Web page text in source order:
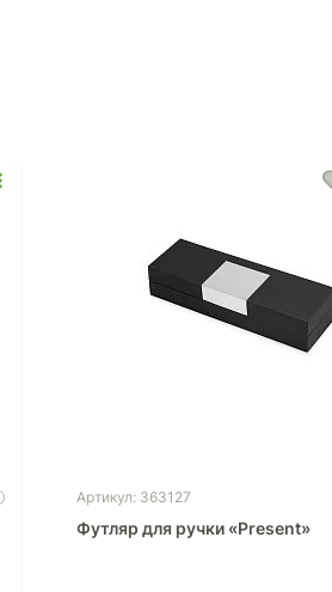
Артикул: 363127
Футляр для ручки «Present»